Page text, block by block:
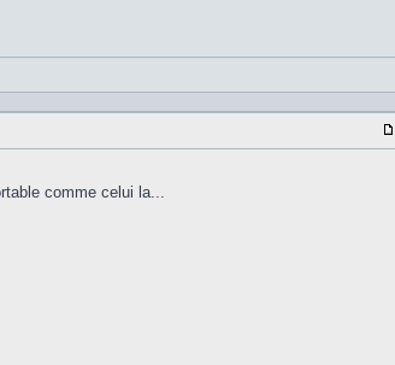
comme celui la...